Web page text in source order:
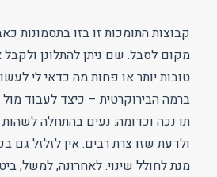
קבוצות התומכות זו בזו בתסמונות
מקום לסבל. שם ניתן להתלונן
טובות יותר או פחות מה כדאי לי
ברמה הבירוקרטית – כיצד לעבוד
תו נכה וכדומה. נעים בהתחלה
ולדעת שזו צרת רבים. אין לזלזל
מנת לחולל שינוי. לאחרונה, למשל,